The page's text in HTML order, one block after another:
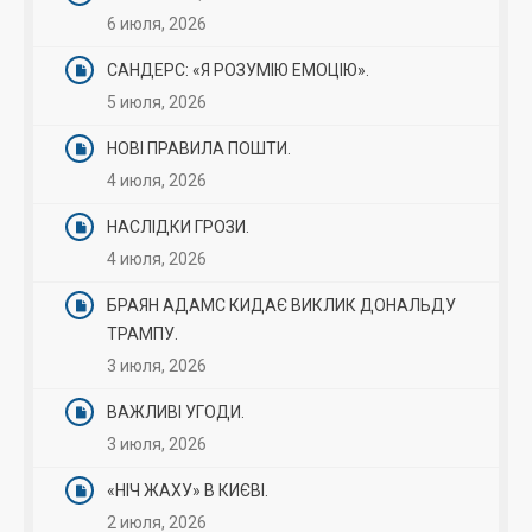
6 июля, 2026
САНДЕРС: «Я РОЗУМІЮ ЕМОЦІЮ».
5 июля, 2026
НОВІ ПРАВИЛА ПОШТИ.
4 июля, 2026
НАСЛІДКИ ГРОЗИ.
4 июля, 2026
БРАЯН АДАМС КИДАЄ ВИКЛИК ДОНАЛЬДУ
ТРАМПУ.
3 июля, 2026
ВАЖЛИВІ УГОДИ.
3 июля, 2026
«НІЧ ЖАХУ» В КИЄВІ.
2 июля, 2026